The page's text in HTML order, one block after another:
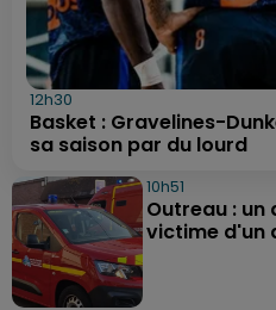
12h30
Basket : Gravelines-
sa saison par du lourd
10h51
Outreau : un
victime d'un